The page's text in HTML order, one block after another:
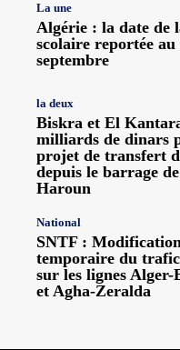
La une
Algérie : la date de
scolaire reportée au
septembre
la deux
Biskra et El
milliards de dinars
projet de transfert
depuis le barrage
Haroun
National
SNTF :
temporaire du
sur les lignes
et Agha-Zeralda